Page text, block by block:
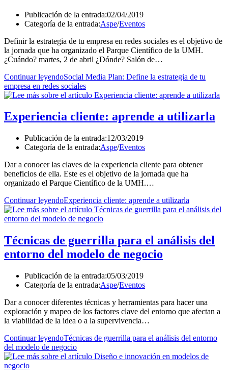
Publicación de la entrada:02/04/2019
Categoría de la entrada:Aspe/Eventos
Definir la estrategia de tu empresa en redes sociales es el objetivo de
la jornada que ha organizado el Parque Científico de la UMH.
¿Cuándo? martes, 2 de abril ¿Dónde? Salón de…
Continuar leyendoSocial Media Plan: Define la estrategia de tu
empresa en redes sociales
Experiencia cliente: aprende a utilizarla
Publicación de la entrada:12/03/2019
Categoría de la entrada:Aspe/Eventos
Dar a conocer las claves de la experiencia cliente para obtener
beneficios de ella. Este es el objetivo de la jornada que ha
organizado el Parque Científico de la UMH.…
Continuar leyendoExperiencia cliente: aprende a utilizarla
Técnicas de guerrilla para el análisis del
entorno del modelo de negocio
Publicación de la entrada:05/03/2019
Categoría de la entrada:Aspe/Eventos
Dar a conocer diferentes técnicas y herramientas para hacer una
exploración y mapeo de los factores clave del entorno que afectan a
la viabilidad de la idea o a la supervivencia…
Continuar leyendoTécnicas de guerrilla para el análisis del entorno
del modelo de negocio